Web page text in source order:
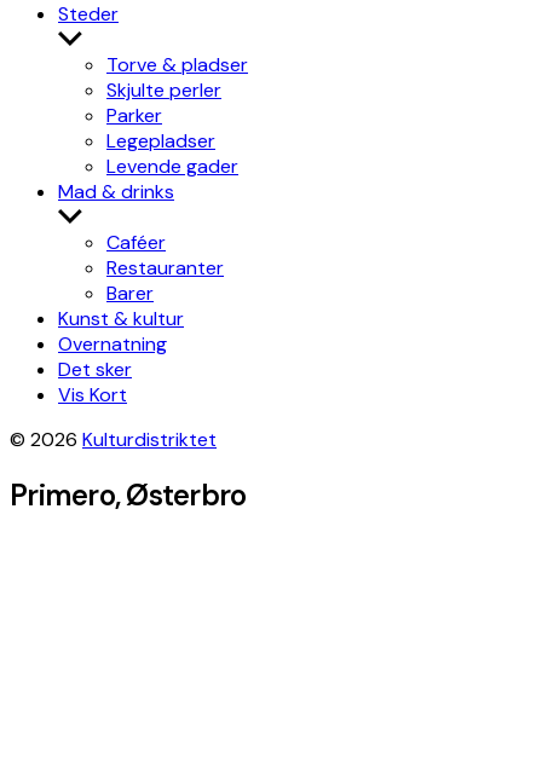
Steder
Show
sub
menu
Torve & pladser
Skjulte perler
Parker
Legepladser
Levende gader
Mad & drinks
Show
sub
menu
Caféer
Restauranter
Barer
Kunst & kultur
Overnatning
Det sker
Vis Kort
© 2026 Kulturdistriktet
Primero, Østerbro
Leaflet|©OpenStreetMapcontributors, Tiles style by